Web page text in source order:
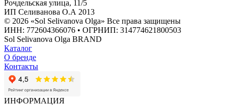
Рочдельская улица, 11/5
ИП Селиванова О.А 2013
© 2026 «Sol Selivanova Olga» Все права защищены
ИНН: 772604366076 • ОГРНИП: 314774621800503
Sol Selivanova Olga BRAND
Каталог
О бренде
Контакты
ИНФОРМАЦИЯ